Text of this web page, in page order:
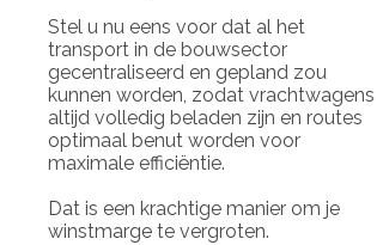
Stel u nu eens voor dat al het
transport in de bouwsector
gecentraliseerd en gepland zou
kunnen worden, zodat vrachtwagens
altijd volledig beladen zijn en routes
optimaal benut worden voor
maximale efficiëntie.
Dat is een krachtige manier om je
winstmarge te vergroten.